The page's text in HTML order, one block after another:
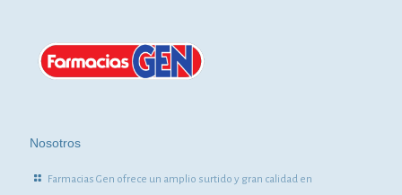
Nosotros
Farmacias Gen ofrece un amplio surtido y gran calidad en